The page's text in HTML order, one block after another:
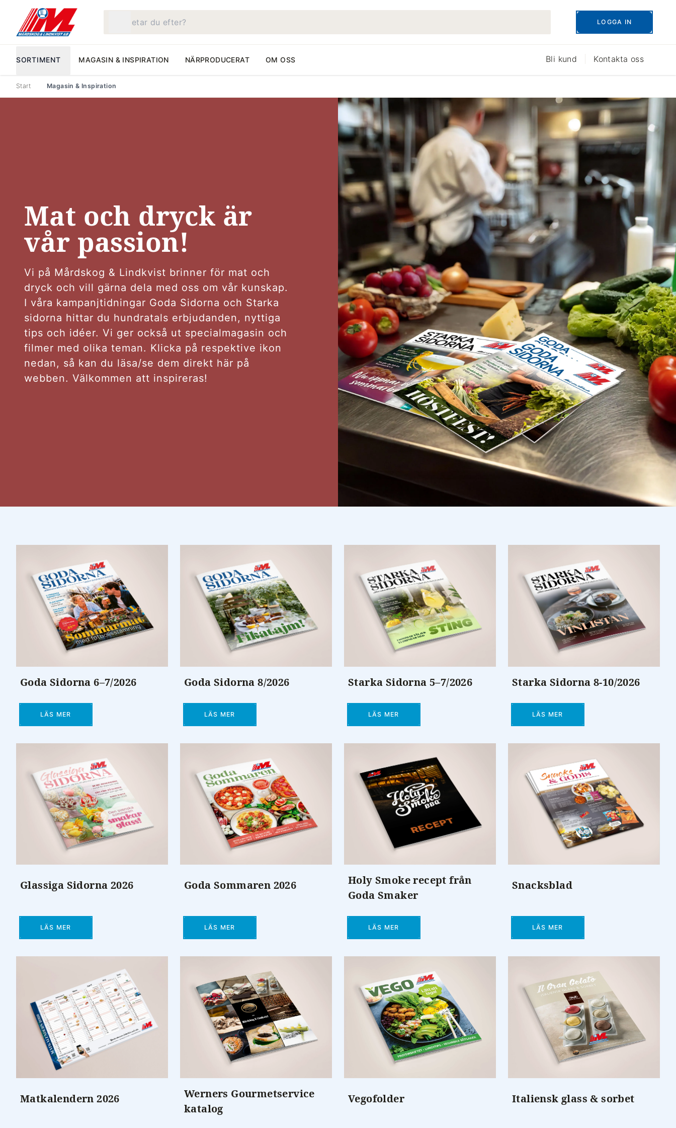
LOGGA IN
SORTIMENT MAGASIN & INSPIRATION NÄRPRODUCERAT OM OSS Bli kund Kontakta oss
Start Magasin & Inspiration
Mat och dryck är
vår passion!
Vi på Mårdskog & Lindkvist brinner för mat och
dryck och vill gärna dela med oss om vår kunskap.
I våra kampanjtidningar Goda Sidorna och Starka
sidorna hittar du hundratals erbjudanden, nyttiga
tips och idéer. Vi ger också ut specialmagasin och
filmer med olika teman. Klicka på respektive ikon
nedan, så kan du läsa/se dem direkt här på
webben. Välkommen att inspireras!
Goda Sidorna 6–7/2026
LÄS MER
Goda Sidorna 8/2026
LÄS MER
Starka Sidorna 5–7/2026
LÄS MER
Starka Sidorna 8-10/2026
LÄS MER
Glassiga Sidorna 2026
LÄS MER
Goda Sommaren 2026
LÄS MER
Holy Smoke recept från
Goda Smaker
LÄS MER
Snacksblad
LÄS MER
Matkalendern 2026
Werners Gourmetservice
katalog
Vegofolder Italiensk glass & sorbet